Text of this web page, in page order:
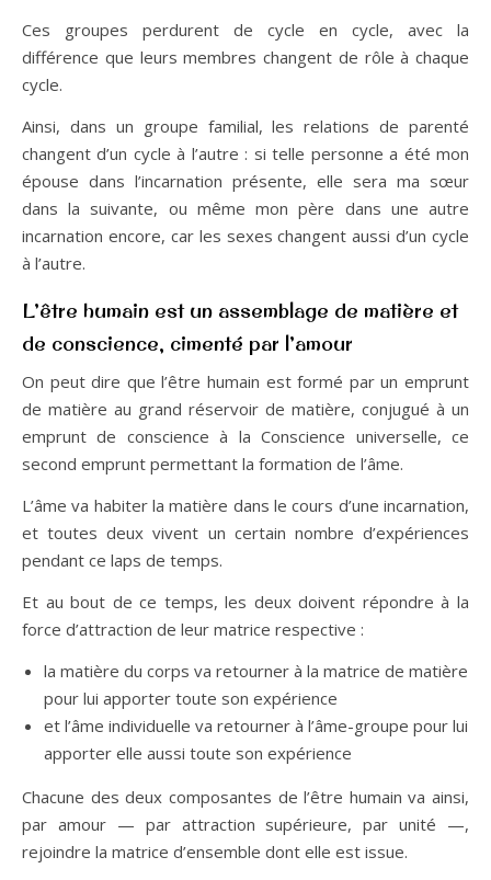
Ces groupes perdurent de cycle en cycle, avec la
différence que leurs membres changent de rôle à chaque
cycle.
Ainsi, dans un groupe familial, les relations de parenté
changent d’un cycle à l’autre : si telle personne a été mon
épouse dans l’incarnation présente, elle sera ma sœur
dans la suivante, ou même mon père dans une autre
incarnation encore, car les sexes changent aussi d’un cycle
à l’autre.
L’être humain est un assemblage de matière et
de conscience, cimenté par l’amour
On peut dire que l’être humain est formé par un emprunt
de matière au grand réservoir de matière, conjugué à un
emprunt de conscience à la Conscience universelle, ce
second emprunt permettant la formation de l’âme.
L’âme va habiter la matière dans le cours d’une incarnation,
et toutes deux vivent un certain nombre d’expériences
pendant ce laps de temps.
Et au bout de ce temps, les deux doivent répondre à la
force d’attraction de leur matrice respective :
la matière du corps va retourner à la matrice de matière
pour lui apporter toute son expérience
et l’âme individuelle va retourner à l’âme-groupe pour lui
apporter elle aussi toute son expérience
Chacune des deux composantes de l’être humain va ainsi,
par amour — par attraction supérieure, par unité —,
rejoindre la matrice d’ensemble dont elle est issue.